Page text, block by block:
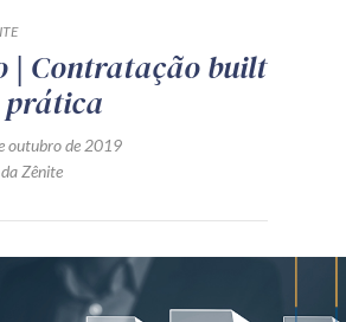
| Contratação built
prática
outubro de 2019
Zênite